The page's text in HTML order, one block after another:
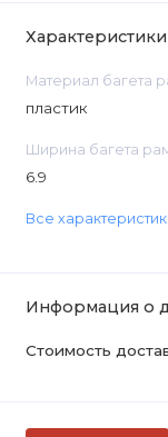
Характеристики
Материал багета
пластик
Ширина багета
6.9
Все
Информация о
Стоимость